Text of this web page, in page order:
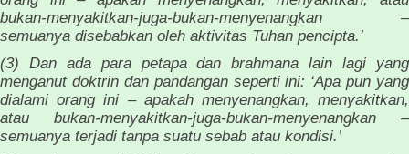
bukan-menyakitkan-juga-bukan-menyenangkan –
semuanya disebabkan oleh aktivitas Tuhan pencipta.’
(3) Dan ada para petapa dan brahmana lain lagi yang
menganut doktrin dan pandangan seperti ini: ‘Apa pun yang
dialami orang ini – apakah menyenangkan, menyakitkan,
atau bukan-menyakitkan-juga-bukan-menyenangkan –
semuanya terjadi tanpa suatu sebab atau kondisi.’